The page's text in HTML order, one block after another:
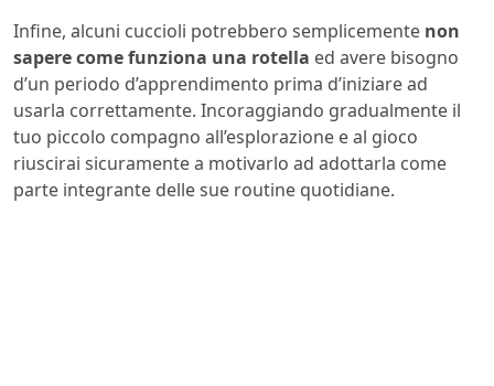
Infine, alcuni cuccioli potrebbero semplicemente non
sapere come funziona una rotella ed avere bisogno
d’un periodo d’apprendimento prima d’iniziare ad
usarla correttamente. Incoraggiando gradualmente il
tuo piccolo compagno all’esplorazione e al gioco
riuscirai sicuramente a motivarlo ad adottarla come
parte integrante delle sue routine quotidiane.